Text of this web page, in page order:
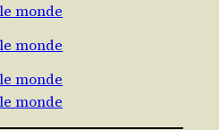
monde
monde
monde
monde